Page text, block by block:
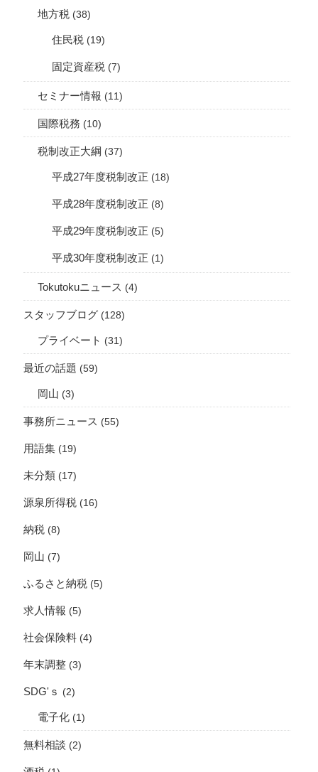
地方税 (38)
住民税 (19)
固定資産税 (7)
セミナー情報 (11)
国際税務 (10)
税制改正大綱 (37)
平成27年度税制改正 (18)
平成28年度税制改正 (8)
平成29年度税制改正 (5)
平成30年度税制改正 (1)
Tokutokuニュース (4)
スタッフブログ (128)
プライベート (31)
最近の話題 (59)
岡山 (3)
事務所ニュース (55)
用語集 (19)
未分類 (17)
源泉所得税 (16)
納税 (8)
岡山 (7)
ふるさと納税 (5)
求人情報 (5)
社会保険料 (4)
年末調整 (3)
SDG'ｓ (2)
電子化 (1)
無料相談 (2)